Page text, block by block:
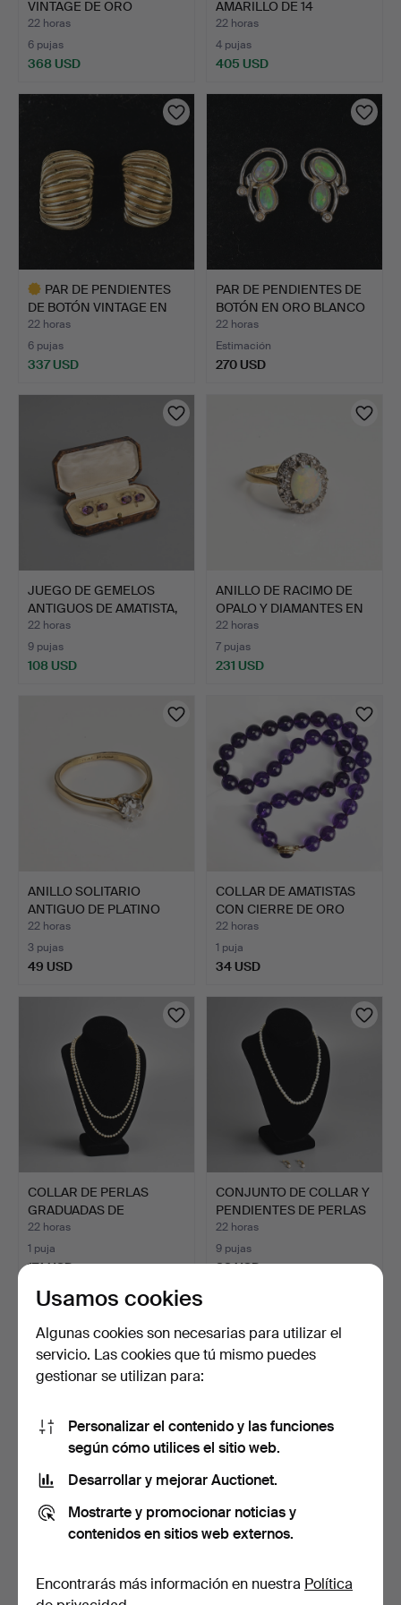
VINTAGE DE ORO
AMARILLO …
22 horas
6 pujas
368 USD
AMARILLO DE 14
QUILATES, MÉX…
22 horas
4 pujas
405 USD
PAR DE PENDIENTES
DE BOTÓN VINTAGE EN
ORO …
22 horas
6 pujas
337 USD
PAR DE PENDIENTES DE
BOTÓN EN ORO BLANCO
D…
22 horas
Estimación
270 USD
JUEGO DE GEMELOS
ANTIGUOS DE AMATISTA,
PRO…
22 horas
9 pujas
108 USD
ANILLO DE RACIMO DE
OPALO Y DIAMANTES EN
O…
22 horas
7 pujas
231 USD
ANILLO SOLITARIO
ANTIGUO DE PLATINO
CON DI…
22 horas
3 pujas
49 USD
COLLAR DE AMATISTAS
CON CIERRE DE ORO
AMAR…
22 horas
1 puja
34 USD
COLLAR DE PERLAS
GRADUADAS DE
LONGITUD ÓPE…
22 horas
1 puja
174 USD
CONJUNTO DE COLLAR Y
PENDIENTES DE PERLAS
…
22 horas
9 pujas
88 USD
TRES COLLARES DE
CUENTAS DIVERSOS,
AMATIST…
22 horas
AMARILLO CON FORMA
DE UVAS…
22 horas
Usamos cookies
Algunas cookies son necesarias para utilizar el
servicio. Las cookies que tú mismo puedes
gestionar se utilizan para:
Personalizar el contenido y las funciones
según cómo utilices el sitio web.
Desarrollar y mejorar Auctionet.
Mostrarte y promocionar noticias y
contenidos en sitios web externos.
Encontrarás más información en nuestra Política